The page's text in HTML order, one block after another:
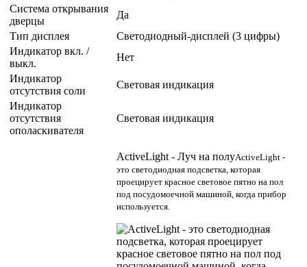
Система открывания
дверцы
Да
Тип дисплея
Светодиодный-дисплей (3 цифры)
Индикатор вкл. /
выкл.
Нет
Индикатор
отсутствия соли
Световая индикация
Индикатор
отсутствия
ополаскивателя
Световая индикация
ActiveLight - Луч на полуActiveLight -
это светодиодная подсветка, которая
проецирует красное световое пятно на пол
под посудомоечной машиной, когда прибор
используется.